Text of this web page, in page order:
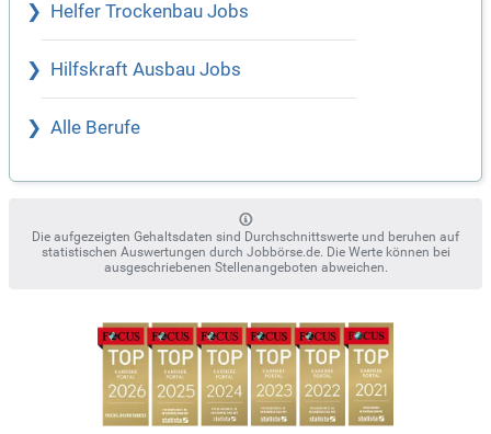
Helfer Trockenbau Jobs
Hilfskraft Ausbau Jobs
Alle Berufe
Die aufgezeigten Gehaltsdaten sind Durchschnittswerte und beruhen auf
statistischen Auswertungen durch Jobbörse.de. Die Werte können bei
ausgeschriebenen Stellenangeboten abweichen.